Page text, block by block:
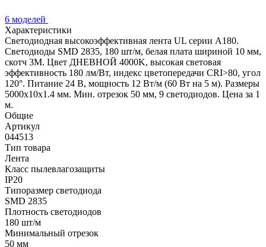
6 моделей
Характеристики
Светодиодная высокоэффективная лента UL серии A180.
Светодиоды SMD 2835, 180 шт/м, белая плата шириной 10 мм,
скотч 3M. Цвет ДНЕВНОЙ 4000K, высокая световая
эффективность 180 лм/Вт, индекс цветопередачи CRI>80, угол
120°. Питание 24 В, мощность 12 Вт/м (60 Вт на 5 м). Размеры
5000x10x1.4 мм. Мин. отрезок 50 мм, 9 светодиодов. Цена за 1
м.
Общие
Артикул
044513
Тип товара
Лента
Класс пылевлагозащиты
IP20
Типоразмер светодиода
SMD 2835
Плотность светодиодов
180 шт/м
Минимальный отрезок
50 мм